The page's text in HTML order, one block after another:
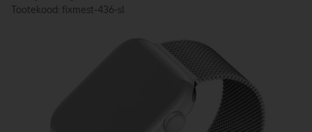
Tootekood: fixmest-436-sl